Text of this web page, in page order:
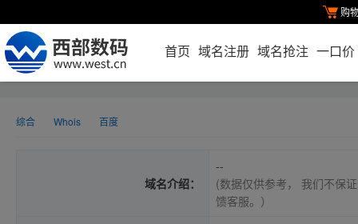
购
首页 域名注册 域名抢注 一口价
综合 Whois 百度
域名介绍：
--
(数据仅供参考， 我们不保
馈客服。）